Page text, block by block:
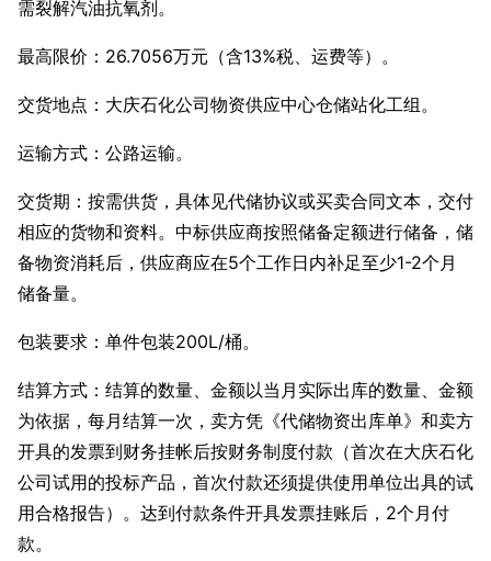
需裂解汽油抗氧剂。
最高限价：26.7056万元（含13%税、运费等）。
交货地点：大庆石化公司物资供应中心仓储站化工组。
运输方式：公路运输。
交货期：按需供货，具体见代储协议或买卖合同文本，交付
相应的货物和资料。中标供应商按照储备定额进行储备，储
备物资消耗后，供应商应在5个工作日内补足至少1-2个月
储备量。
包装要求：单件包装200L/桶。
结算方式：结算的数量、金额以当月实际出库的数量、金额
为依据，每月结算一次，卖方凭《代储物资出库单》和卖方
开具的发票到财务挂帐后按财务制度付款（首次在大庆石化
公司试用的投标产品，首次付款还须提供使用单位出具的试
用合格报告）。达到付款条件开具发票挂账后，2个月付
款。